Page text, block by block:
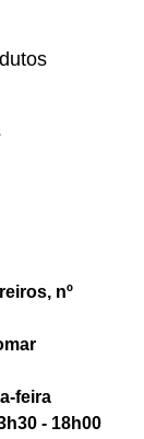
nº
feira
- 18h00